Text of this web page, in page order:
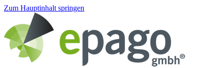
Zum Hauptinhalt springen